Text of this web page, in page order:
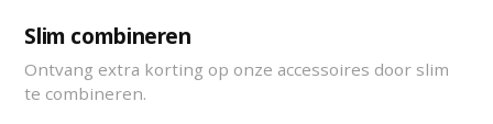
Slim combineren
Ontvang extra korting op onze accessoires door slim
te combineren.